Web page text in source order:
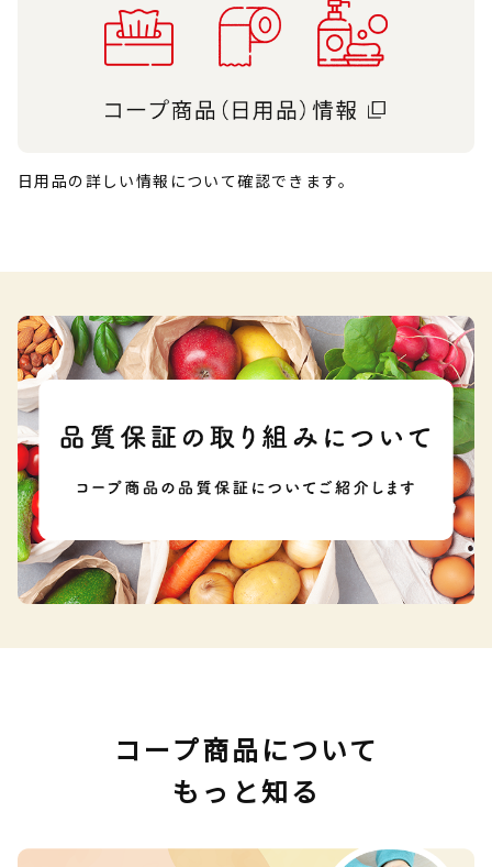
日用品の詳しい情報について確認できます。
コープ商品について
もっと知る